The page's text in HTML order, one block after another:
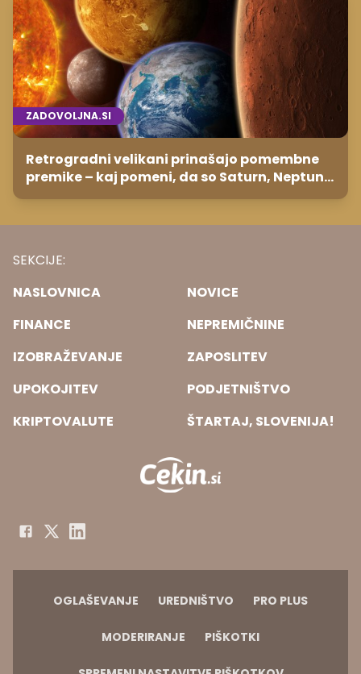
ZADOVOLJNA.SI
Retrogradni velikani prinašajo pomembne
premike – kaj pomeni, da so Saturn, Neptun
in Pluton hkrati retrogradni?
SEKCIJE:
NASLOVNICA
NOVICE
FINANCE
NEPREMIČNINE
IZOBRAŽEVANJE
ZAPOSLITEV
UPOKOJITEV
PODJETNIŠTVO
KRIPTOVALUTE
ŠTARTAJ, SLOVENIJA!
OGLAŠEVANJE UREDNIŠTVO PRO PLUS
MODERIRANJE PIŠKOTKI